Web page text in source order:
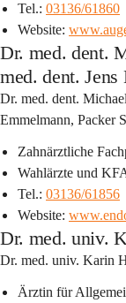
Tel.: 03136/61860
Website:
Dr. med. dent.
med. dent. Jens
Dr. med. dent.
Emmelmann, Packer
Zahnärztliche
Wahlärzte und
Tel.: 03136/61856
Website:
Dr. med. univ.
Dr. med. univ. Karin
Ärztin für